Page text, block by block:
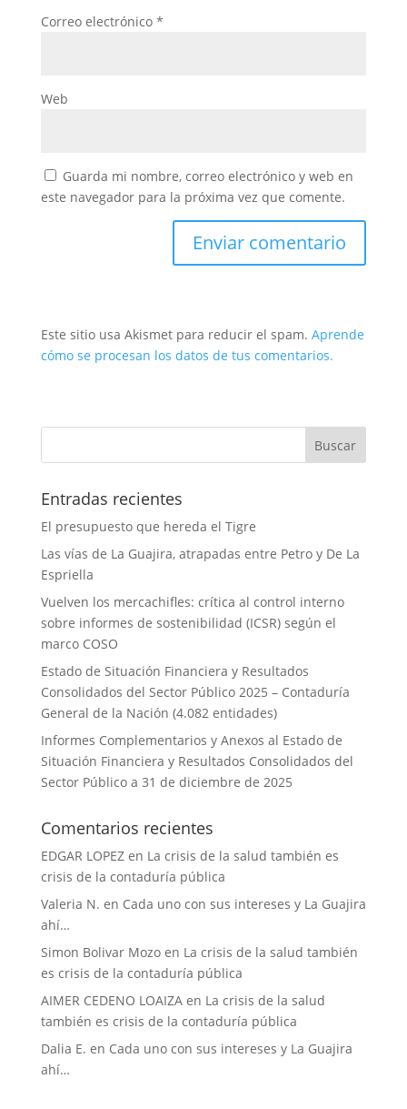
Correo electrónico *
Web
Guarda mi nombre, correo electrónico y web en
este navegador para la próxima vez que comente.
Este sitio usa Akismet para reducir el spam. Aprende
cómo se procesan los datos de tus comentarios.
Entradas recientes
El presupuesto que hereda el Tigre
Las vías de La Guajira, atrapadas entre Petro y De La
Espriella
Vuelven los mercachifles: crítica al control interno
sobre informes de sostenibilidad (ICSR) según el
marco COSO
Estado de Situación Financiera y Resultados
Consolidados del Sector Público 2025 – Contaduría
General de la Nación (4.082 entidades)
Informes Complementarios y Anexos al Estado de
Situación Financiera y Resultados Consolidados del
Sector Público a 31 de diciembre de 2025
Comentarios recientes
EDGAR LOPEZen La crisis de la salud también es
crisis de la contaduría pública
Valeria N. en Cada uno con sus intereses y La Guajira
ahí…
Simon Bolivar Mozoen La crisis de la salud también
es crisis de la contaduría pública
AIMER CEDENO LOAIZAen La crisis de la salud
también es crisis de la contaduría pública
Dalia E. en Cada uno con sus intereses y La Guajira
ahí…